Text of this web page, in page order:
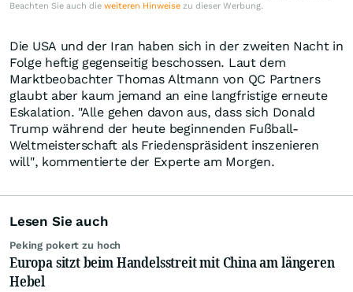
Beachten Sie auch die weiteren Hinweise zu dieser Werbung.
Die USA und der Iran haben sich in der zweiten Nacht in
Folge heftig gegenseitig beschossen. Laut dem
Marktbeobachter Thomas Altmann von QC Partners
glaubt aber kaum jemand an eine langfristige erneute
Eskalation. "Alle gehen davon aus, dass sich Donald
Trump während der heute beginnenden Fußball-
Weltmeisterschaft als Friedenspräsident inszenieren
will", kommentierte der Experte am Morgen.
Lesen Sie auch
Peking pokert zu hoch
Europa sitzt beim Handelsstreit mit China am längeren
Hebel